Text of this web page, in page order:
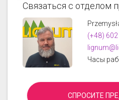
Связаться с отделом
(+48)
Часы
СПРОСИТЕ